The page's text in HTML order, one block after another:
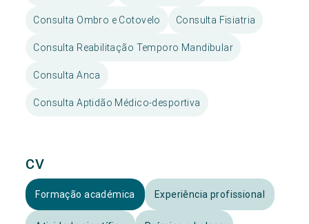
Consulta Ombro e Cotovelo Consulta Fisiatria
Consulta Reabilitação Temporo Mandibular
Consulta Anca
Consulta Aptidão Médico-desportiva
CV
Formação académica Experiência profissional